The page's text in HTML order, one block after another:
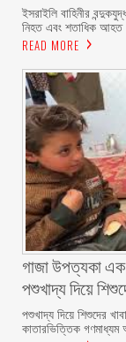
ইসরাইলি বাহিনীর
নিহত এবং শতাধিক আহত
READ MORE
গাজা উপত্যকা এক
পশুখাদ্য দিয়ে
পশুখাদ্য দিয়ে শিশুদের
কাতারভিত্তিক গণমাধ্যম